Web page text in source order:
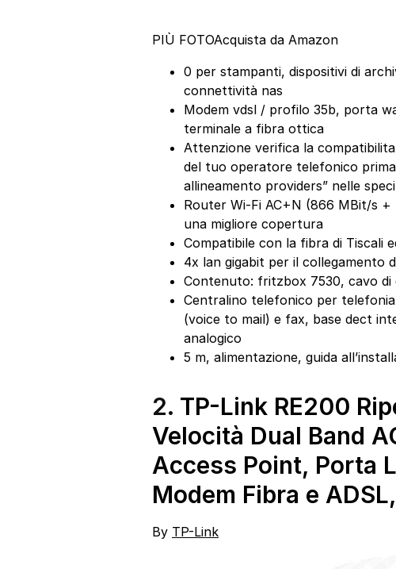
PIÙ FOTOAcquista da Amazon
0 per stampanti, dispositivi di
connettività nas
Modem vdsl / profilo 35b, porta
terminale a fibra ottica
Attenzione verifica la
del tuo operatore telefonico
allineamento providers” nelle
Router Wi-Fi AC+N (866 MBit/s
una migliore copertura
Compatibile con la fibra di Tiscali
4x lan gigabit per il collegamento
Contenuto: fritzbox 7530, cavo di
Centralino telefonico per
(voice to mail) e fax, base dect
analogico
5 m, alimentazione, guida
2. TP-Link RE200
Velocità Dual Band
Access Point, Porta
Modem Fibra e
By TP-Link